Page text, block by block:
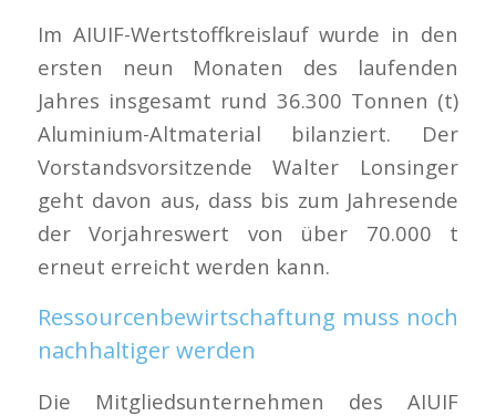
Im AIUIF-Wertstoffkreislauf wurde in den
ersten neun Monaten des laufenden
Jahres insgesamt rund 36.300 Tonnen (t)
Aluminium-Altmaterial bilanziert. Der
Vorstandsvorsitzende Walter Lonsinger
geht davon aus, dass bis zum Jahresende
der Vorjahreswert von über 70.000 t
erneut erreicht werden kann.
Ressourcenbewirtschaftung muss noch
nachhaltiger werden
Die Mitgliedsunternehmen des AIUIF